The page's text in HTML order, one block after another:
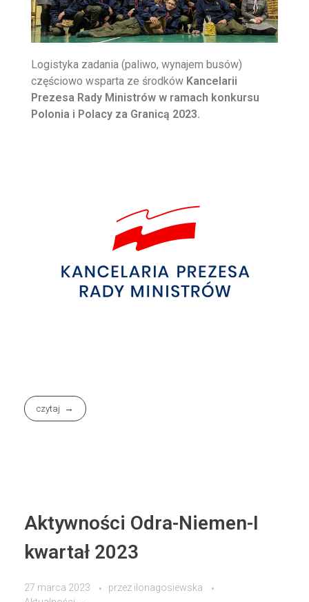
Logistyka zadania (paliwo, wynajem busów)
częściowo wsparta ze środków Kancelarii
Prezesa Rady Ministrów w ramach konkursu
Polonia i Polacy za Granicą 2023.
czytaj
Aktywności Odra-Niemen-I
kwartał 2023
27 marca 2023 przez ilonagosiewska